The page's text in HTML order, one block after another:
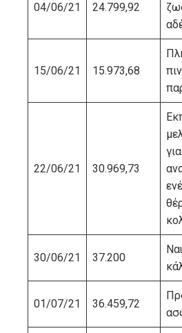
04/06/21 24.799,92
15/06/21 15.973,68
22/06/21 30.969,73
30/06/21 37.200
01/07/21 36.459,72